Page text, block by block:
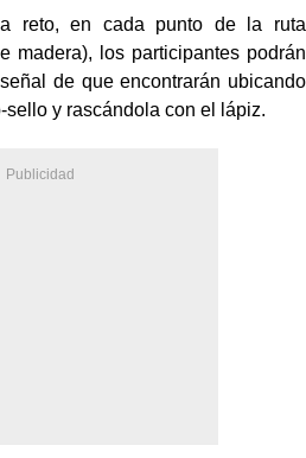
reto, en cada punto de la ruta
madera), los participantes podrán
de que encontrarán ubicando
sello y rascándola con el lápiz.